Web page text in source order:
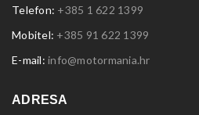
Telefon: +385 1 622 1399
Mobitel: +385 91 622 1399
E-mail: info@motormania.hr
ADRESA